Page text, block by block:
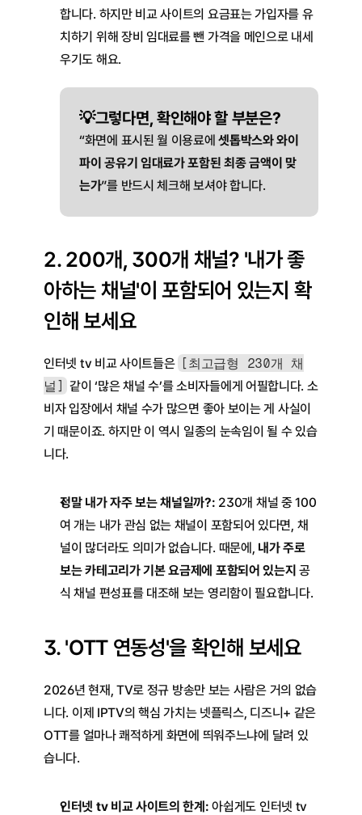
합니다. 하지만 비교 사이트의 요금표는 가입자를 유
치하기 위해 장비 임대료를 뺀 가격을 메인으로 내세
우기도 해요.
💡그렇다면, 확인해야 할 부분은?
“화면에 표시된 월 이용료에 셋톱박스와 와이
파이 공유기 임대료가 포함된 최종 금액이 맞
는가”를 반드시 체크해 보셔야 합니다.
2. 200개, 300개 채널? '내가 좋
아하는 채널'이 포함되어 있는지 확
인해 보세요
인터넷 tv 비교 사이트들은 [최고급형 230개 채
널] 같이 ‘많은 채널 수’를 소비자들에게 어필합니다. 소
비자 입장에서 채널 수가 많으면 좋아 보이는 게 사실이
기 때문이죠. 하지만 이 역시 일종의 눈속임이 될 수 있습
니다.
정말 내가 자주 보는 채널일까?: 230개 채널 중 100
여 개는 내가 관심 없는 채널이 포함되어 있다면, 채
널이 많더라도 의미가 없습니다. 때문에, 내가 주로
보는 카테고리가 기본 요금제에 포함되어 있는지 공
식 채널 편성표를 대조해 보는 영리함이 필요합니다.
3. 'OTT 연동성'을 확인해 보세요
2026년 현재, TV로 정규 방송만 보는 사람은 거의 없습
니다. 이제 IPTV의 핵심 가치는 넷플릭스, 디즈니+ 같은
OTT를 얼마나 쾌적하게 화면에 띄워주느냐에 달려 있
습니다.
인터넷 tv 비교 사이트의 한계: 아쉽게도 인터넷 tv